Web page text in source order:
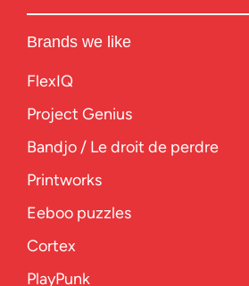
Brands we like
FlexIQ
Project Genius
Bandjo / Le droit de perdre
Printworks
Eeboo puzzles
Cortex
PlayPunk